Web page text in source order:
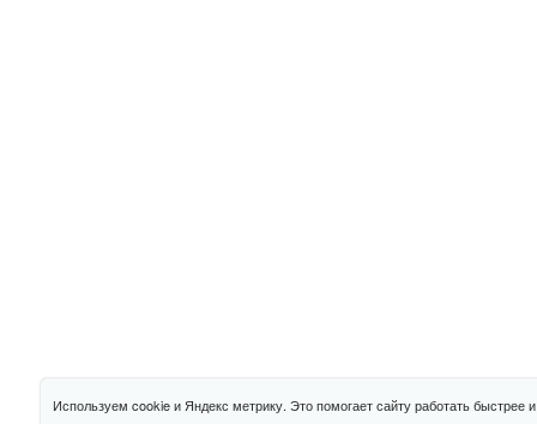
Используем cookie и Яндекс метрику. Это помогает сайту работать быстрее